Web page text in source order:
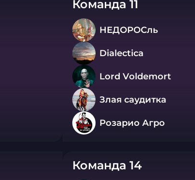
Команда 11
НЕДОРОСль
Dialectica
Lord Vоldеmort
Злая саудитка
Розарио Агро
Команда 14